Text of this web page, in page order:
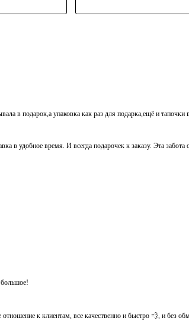
в подарок,а упаковка как раз для подарка,ещё и
в удобное время. И всегда подарочек к заказу. Эта
к клиентам, все качественно и быстро 💨, и без